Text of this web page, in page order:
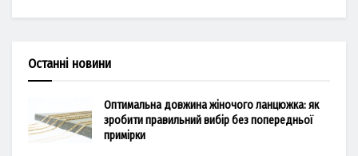
Останні новини
Оптимальна довжина жіночого ланцюжка: як
зробити правильний вибір без попередньої
примірки